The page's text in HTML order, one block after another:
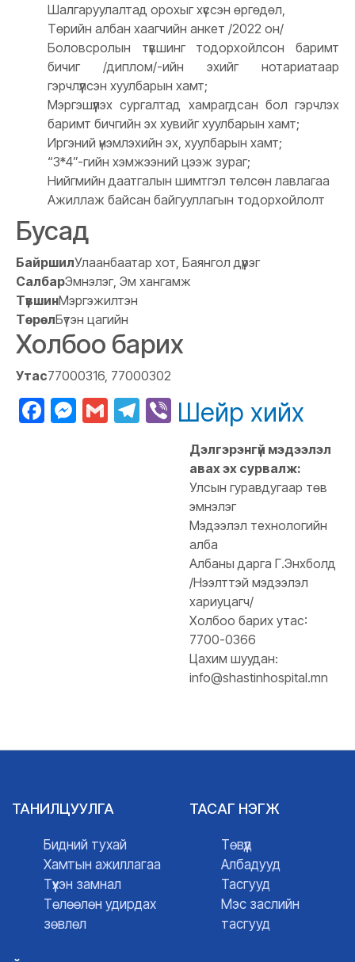
Шалгаруулалтад орохыг хүссэн өргөдөл,
Төрийн албан хаагчийн анкет /2022 он/
Боловсролын түвшинг тодорхойлсон баримт
бичиг /диплом/-ийн эхийг нотариатаар
гэрчлүүлсэн хуулбарын хамт;
Мэргэшүүлэх сургалтад хамрагдсан бол гэрчлэх
баримт бичгийн эх хувийг хуулбарын хамт;
Иргэний үнэмлэхийн эх, хуулбарын хамт;
“3*4”-гийн хэмжээний цээж зураг;
Нийгмийн даатгалын шимтгэл төлсөн лавлагаа
Ажиллаж байсан байгууллагын тодорхойлолт
Бусад
БайршилУлаанбаатар хот, Баянгол дүүрэг
СалбарЭмнэлэг, Эм хангамж
ТүвшинМэргэжилтэн
ТөрөлБүтэн цагийн
Холбоо барих
Утас77000316, 77000302
Facebook
Messenger
GmailTelegram
Viber
Шейр хийх
Дэлгэрэнгүй мэдээлэл
авах эх сурвалж:
Улсын гуравдугаар төв
эмнэлэг
Мэдээлэл технологийн
алба
Албаны дарга Г.Энхболд
/Нээлттэй мэдээлэл
хариуцагч/
Холбоо барих утас:
7700-0366
Цахим шуудан:
info@shastinhospital.mn
ТАНИЛЦУУЛГА
Бидний тухай
Хамтын ажиллагаа
Түүхэн замнал
Төлөөлөн удирдах
зөвлөл
ТАСАГ НЭГЖ
Төвүүд
Албадууд
Тасгууд
Мэс заслийн
тасгууд